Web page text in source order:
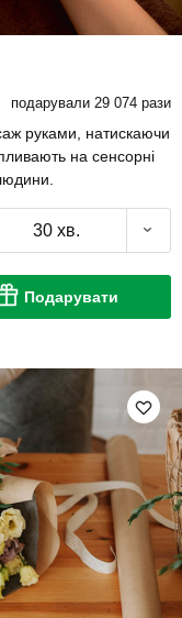
подарували 29 074 рази
руками, натискаючи
на сенсорні
30 хв.
Подарувати